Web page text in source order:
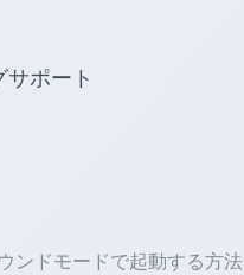
サポート
ンドモードで起動する方法